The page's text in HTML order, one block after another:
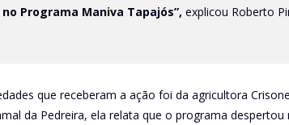
Programa Maniva Tapajós”, explicou Roberto
que receberam a ação foi da agricultora
da Pedreira, ela relata que o programa